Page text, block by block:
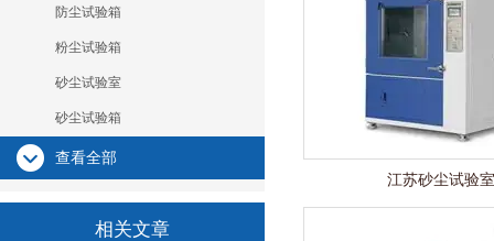
防尘试验箱
粉尘试验箱
砂尘试验室
砂尘试验箱
查看全部
相关文章
江苏砂尘试验室